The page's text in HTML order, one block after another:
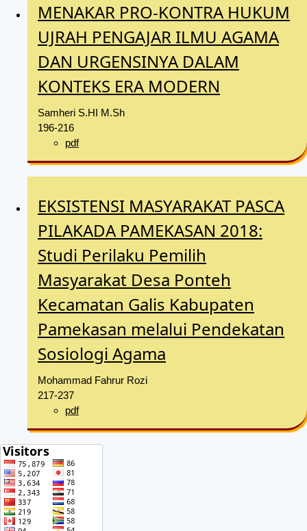
MENAKAR PRO-KONTRA HUKUM
UJRAH PENGAJAR ILMU AGAMA
DAN URGENSINYA DALAM
KONTEKS ERA MODERN
Samheri S.HI M.Sh
196-216
pdf
EKSISTENSI MASYARAKAT PASCA
PILAKADA PAMEKASAN 2018:
Studi Perilaku Pemilih
Masyarakat Desa Ponteh
Kecamatan Galis Kabupaten
Pamekasan melalui Pendekatan
Sosiologi Agama
Mohammad Fahrur Rozi
217-237
pdf